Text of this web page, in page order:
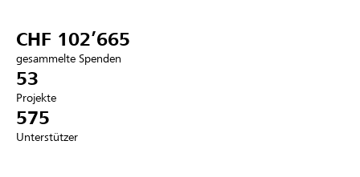
Anmelden
CHF 102’665
gesammelte Spenden
53
Projekte
575
Unterstützer